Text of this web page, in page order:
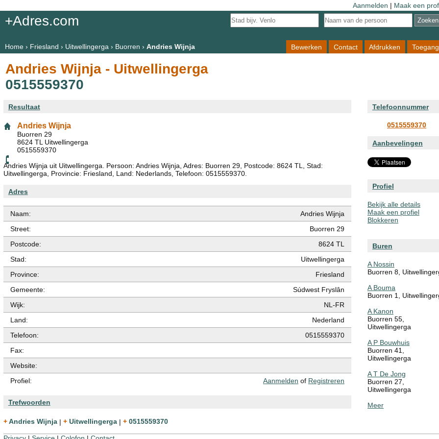
Aanmelden | Maak een
+Adres.com
Home› Friesland › Uitwellingerga › Buorren › Andries Wijnja Bewerken Contact Afdrukken Toegang
Andries Wijnja - Uitwellingerga
0515559370
Resultaat
Andries Wijnja
Buorren 29
8624 TL Uitwellingerga
0515559370
Andries Wijnja uit Uitwellingerga. Persoon: Andries Wijnja, Adres: Buorren 29, Postcode: 8624 TL, Stad:
Uitwellingerga, Provincie: Friesland, Land: Nederlands, Telefoon: 0515559370.
Adres
Naam:
Andries Wijnja
Street:
Buorren 29
Postcode:
8624 TL
Stad:
Uitwellingerga
Province:
Friesland
Gemeente:
Súdwest Fryslân
Wijk:
NL-FR
Land:
Nederland
Telefoon:
0515559370
Fax:
Website:
Profiel:
Aanmelden of Registreren
Trefwoorden
+ Andries Wijnja | + Uitwellingerga | + 0515559370
Telefoonnummer
0515559370
Aanbevelingen
Profiel
Bekijk alle details
Maak een profiel
Blokkeren
Buren
A Nossin
Buorren 8,
A Bouma
Buorren 1,
A Kanon
Buorren 55,
Uitwellingerga
A P Bouwhuis
Buorren 41,
Uitwellingerga
A T De Jong
Buorren 27,
Uitwellingerga
Meer